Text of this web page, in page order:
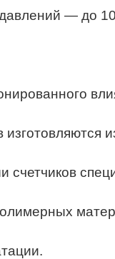
— до
счетчиков